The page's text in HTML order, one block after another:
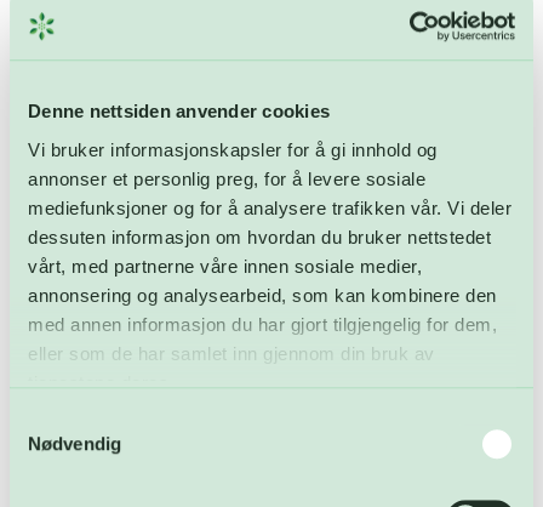
Denne nettsiden anvender cookies
Vi bruker informasjonskapsler for å gi innhold og
annonser et personlig preg, for å levere sosiale
mediefunksjoner og for å analysere trafikken vår. Vi deler
dessuten informasjon om hvordan du bruker nettstedet
vårt, med partnerne våre innen sosiale medier,
annonsering og analysearbeid, som kan kombinere den
med annen informasjon du har gjort tilgjengelig for dem,
eller som de har samlet inn gjennom din bruk av
Nødvendig
langdagene får vi gjerne en ny topp
mellom 1700 og 1900, forteller han.
– På lørdager er det flest som besøker oss fra klokken
1000 og utover, fortsetter han.
– Kanskje det er mulig å gjøre hengeren klar fredag kveld
slik at en kommer seg unna tidligere lørdag morgen? Eller
ta med hengeren på jobben og dra rett hit på langdagene,
oppfordrer han.
Syversen anbefaler også alle å sortere før en kommer